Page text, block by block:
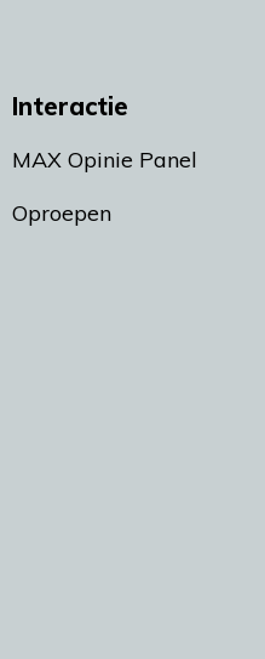
Interactie
MAX Opinie Panel
Oproepen